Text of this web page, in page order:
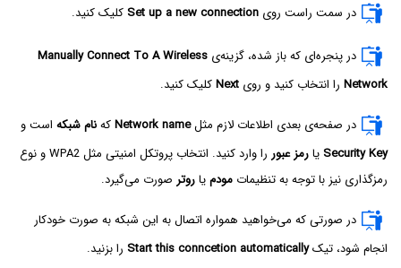
در سمت راست روی Set up a new connection کلیک کنید.
در پنجره‌ای که باز شده، گزینه‌ی Manually Connect To A Wireless
Network را انتخاب کنید و روی Nextکلیک کنید.
در صفحه‌ی بعدی اطلاعات لازم مثلNetwork nameکهنام شبکه است و
Security Key یارمز عبور
را وارد کنید. انتخاب پروتکل امنیتی مثل WPA2 و نوع
رمزگذاری نیز با توجه به تنظیمات مودمیاروتر صورت می‌گیرد.
در صورتی که می‌خواهید همواره اتصال به این شبکه به صورت خودکار
انجام شود، تیکStart this conncetion automatically‌ را بزنید.